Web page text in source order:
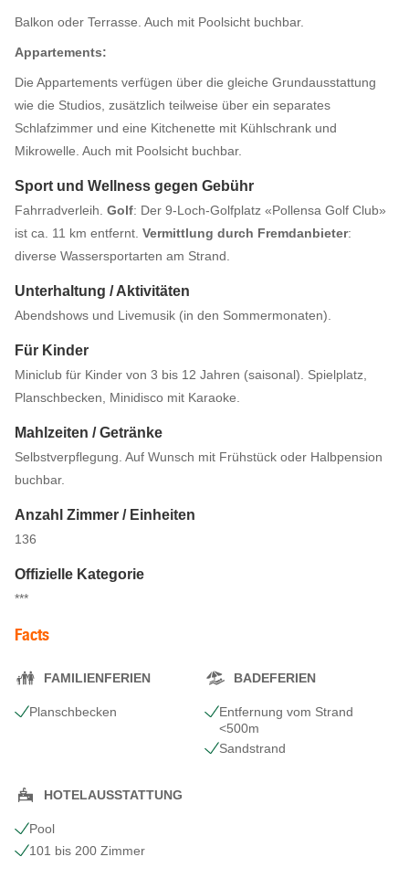
Balkon oder Terrasse. Auch mit Poolsicht buchbar.
Appartements:
Die Appartements verfügen über die gleiche Grundausstattung
wie die Studios, zusätzlich teilweise über ein separates
Schlafzimmer und eine Kitchenette mit Kühlschrank und
Mikrowelle. Auch mit Poolsicht buchbar.
Sport und Wellness gegen Gebühr
Fahrradverleih. Golf: Der 9-Loch-Golfplatz «Pollensa Golf Club»
ist ca. 11 km entfernt. Vermittlung durch Fremdanbieter:
diverse Wassersportarten am Strand.
Unterhaltung / Aktivitäten
Abendshows und Livemusik (in den Sommermonaten).
Für Kinder
Miniclub für Kinder von 3 bis 12 Jahren (saisonal). Spielplatz,
Planschbecken, Minidisco mit Karaoke.
Mahlzeiten / Getränke
Selbstverpflegung. Auf Wunsch mit Frühstück oder Halbpension
buchbar.
Anzahl Zimmer / Einheiten
136
Offizielle Kategorie
***
Facts
FAMILIENFERIEN
Planschbecken
BADEFERIEN
Entfernung vom Strand
<500m
Sandstrand
HOTELAUSSTATTUNG
Pool
101 bis 200 Zimmer